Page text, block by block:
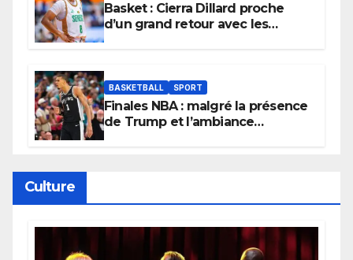
Basket : Cierra Dillard proche
d’un grand retour avec les
BASKETBALL SPORT
Finales NBA : malgré la présence
de Trump et l’ambiance
Culture